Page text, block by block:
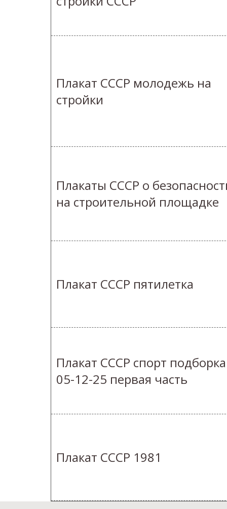
Плакат СССР молодежь на
стройки
Плакаты СССР о
на строительной площадке
Плакат СССР пятилетка
Плакат СССР спорт подборка
05-12-25 первая часть
Плакат СССР 1981